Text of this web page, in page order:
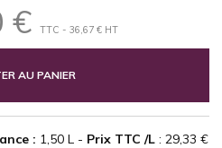
€ TTC - 36,67 € HT
AU PANIER
: 1,50 L - Prix TTC /L: 29,33 €